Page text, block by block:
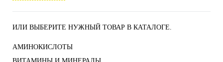
ИЛИ ВЫБЕРИТЕ НУЖНЫЙ ТОВАР В КАТАЛОГЕ.
АМИНОКИСЛОТЫ